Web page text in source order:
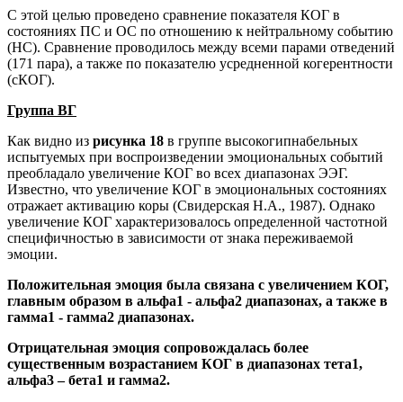
С этой целью проведено сравнение показателя КОГ в
состояниях ПС и ОС по отношению к нейтральному событию
(НС). Сравнение проводилось между всеми парами отведений
(171 пара), а также по показателю усредненной когерентности
(сКОГ).
Группа ВГ
Как видно из рисунка 18 в группе высокогипнабельных
испытуемых при воспроизведении эмоциональных событий
преобладало увеличение КОГ во всех диапазонах ЭЭГ.
Известно, что увеличение КОГ в эмоциональных состояниях
отражает активацию коры (Свидерская Н.А., 1987). Однако
увеличение КОГ характеризовалось определенной частотной
специфичностью в зависимости от знака переживаемой
эмоции.
Положительная эмоция была связана с увеличением КОГ,
главным образом в альфа1 - альфа2 диапазонах, а также в
гамма1 - гамма2 диапазонах.
Отрицательная эмоция сопровождалась более
существенным возрастанием КОГ в диапазонах тета1,
альфа3 – бета1 и гамма2.